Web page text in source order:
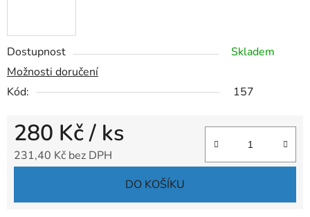
Dostupnost
Skladem
Možnosti doručení
Kód:
157
280 Kč/ ks
231,40 Kč bez DPH
DO KOŠÍKU